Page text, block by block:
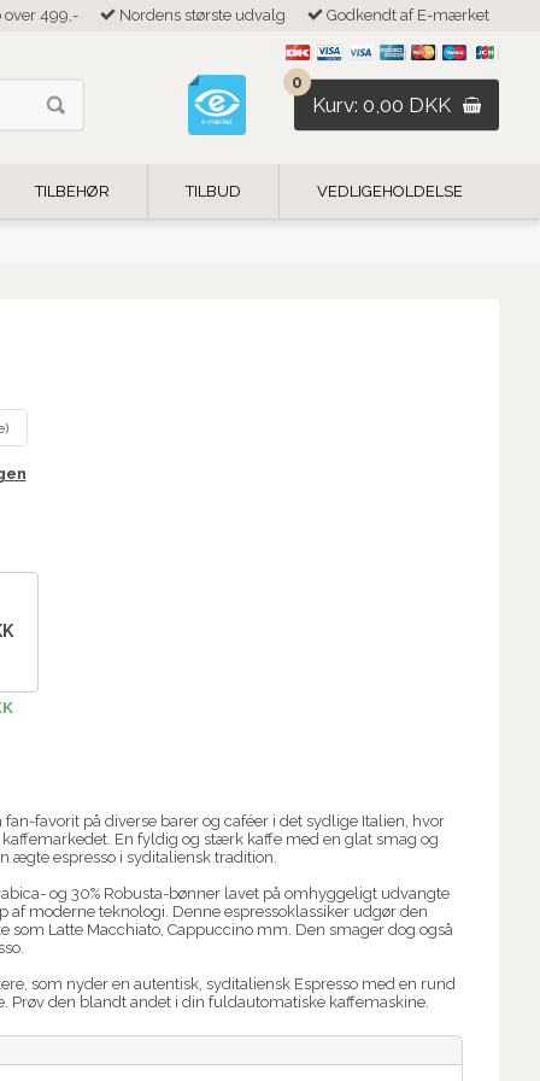
over 499,- Nordens største udvalg Godkendt af E-mærket
0
Kurv: 0,00 DKK
TILBEHØR TILBUD VEDLIGEHOLDELSE
favorit på diverse barer og caféer i det sydlige Italien, hvor
En fyldig og stærk kaffe med en glat smag og
ægte espresso i syditaliensk tradition.
og 30% Robusta-bønner lavet på omhyggeligt udvangte
af moderne teknologi. Denne espressoklassiker udgør den
som Latte Macchiato, Cappuccino mm. Den smager dog også
som nyder en autentisk, syditaliensk Espresso med en rund
Prøv den blandt andet i din fuldautomatiske kaffemaskine.